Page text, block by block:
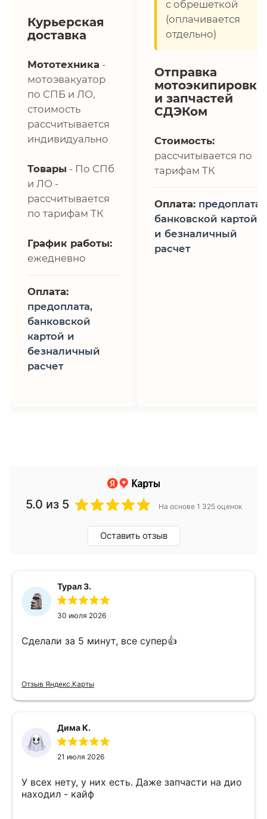
Курьерская
доставка
Мототехника -
мотоэвакуатор
по СПБ и ЛО,
стоимость
рассчитывается
индивидуально
Товары - По СПб
и ЛО -
рассчитывается
по тарифам ТК
График работы:
ежедневно
Оплата:
предоплата,
банковской
картой и
безналичный
расчет
с обрешеткой
(оплачивается
отдельно)
Отправка
мотоэкипировки
и запчастей
СДЭКом
Стоимость:
рассчитывается по
тарифам ТК
Оплата: предоплата,
банковской картой
и безналичный
расчет
5.0 из 5 На основе 1 325 оценок
Оставить отзыв
Турал З.
30 июля 2026
Сделали за 5 минут, все супер👍
Отзыв Яндекс.Карты
Дима К.
21 июля 2026
У всех нету, у них есть. Даже запчасти на дио
находил - кайф